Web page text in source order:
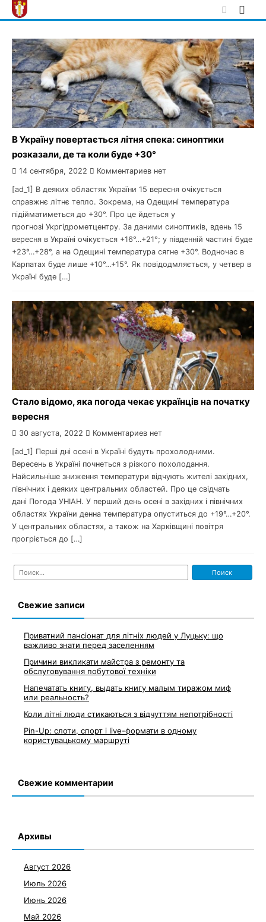
Skip
to
В Україну повертається літня спека: синоптики
розказали, де та коли буде +30°
14 сентября, 2022 Комментариев нет
[ad_1] В деяких областях України 15 вересня очікується
справжнє літнє тепло. Зокрема, на Одещині температура
підійматиметься до +30°. Про це йдеться у
прогнозі Укргідрометцентру. За даними синоптиків, вдень 15
вересня в Україні очікується +16°…+21°; у південній частині буде
+23°…+28°, а на Одещині температура сягне +30°. Водночас в
Карпатах буде лише +10°…+15°. Як повідодмляється, у четвер в
Україні буде […]
Стало відомо, яка погода чекає українців на початку
вересня
30 августа, 2022 Комментариев нет
[ad_1] Перші дні осені в Україні будуть прохолодними.
Вересень в Україні почнеться з різкого похолодання.
Найсильніше зниження температури відчують жителі західних,
північних і деяких центральних областей. Про це свідчать
дані Погода УНІАН. У перший день осені в західних і північних
областях України денна температура опуститься до +19°…+20°.
У центральних областях, а також на Харківщині повітря
прогріється до […]
Найти:
Свежие записи
Приватний пансіонат для літніх людей у Луцьку: що
важливо знати перед заселенням
Причини викликати майстра з ремонту та
обслуговування побутової техніки
Напечатать книгу, выдать книгу малым тиражом миф
или реальность?
Коли літні люди стикаються з відчуттям непотрібності
Pin-Up: слоти, спорт і live-формати в одному
користувацькому маршруті
Свежие комментарии
Архивы
Август 2026
Июль 2026
Июнь 2026
Май 2026